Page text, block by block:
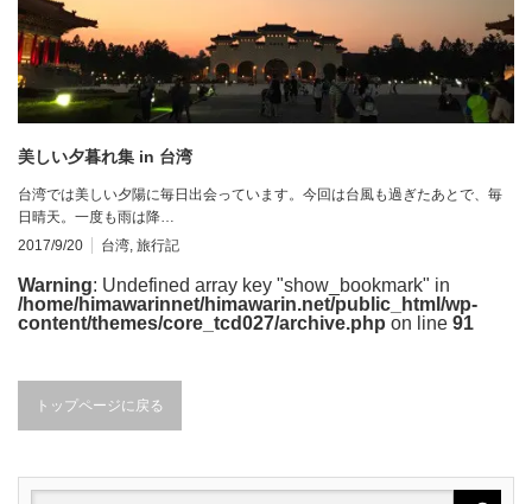
美しい夕暮れ集 in 台湾
台湾では美しい夕陽に毎日出会っています。今回は台風も過ぎたあとで、毎
日晴天。一度も雨は降…
2017/9/20
台湾, 旅行記
Warning: Undefined array key "show_bookmark" in
/home/himawarinnet/himawarin.net/public_html/wp-
content/themes/core_tcd027/archive.php on line 91
トップページに戻る